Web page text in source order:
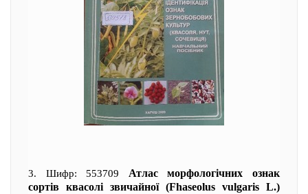
3. Шифр: 553709 Атлас морфологічних ознак
сортів квасолі звичайної (Fhaseolus vulgaris L.)